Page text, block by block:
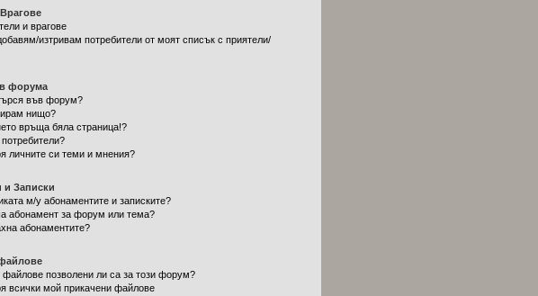
и врагове
изтривам потребители от моят списък с приятели/
форума
във форум?
нищо?
връща бяла страница!?
личните си теми и мнения?
и Записки
м/у абонаментите и записките?
абонамент за форум или тема?
абонаментите?
файлове позволени ли са за този форум?
всички мой прикачени файлове